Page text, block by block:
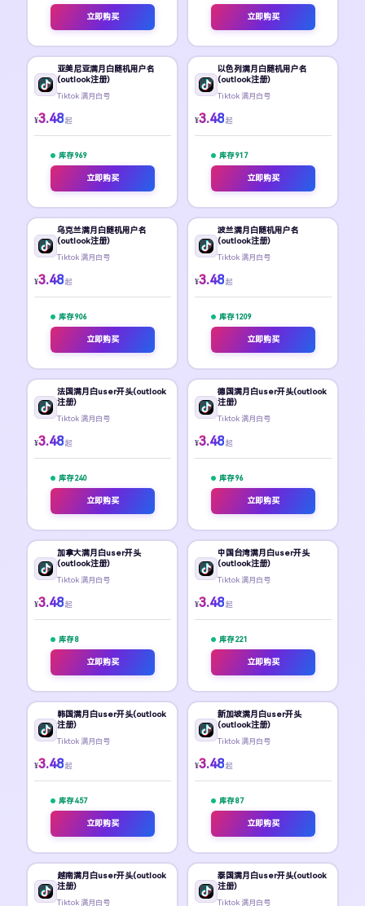
立即购买 立即购买
亚美尼亚满月白随机用户名
(outlook注册)
Tiktok 满月白号
¥3.48 起
库存 969
立即购买
以色列满月白随机用户名
(outlook注册)
Tiktok 满月白号
¥3.48 起
库存 917
立即购买
乌克兰满月白随机用户名
(outlook注册)
Tiktok 满月白号
¥3.48 起
库存 906
立即购买
波兰满月白随机用户名
(outlook注册)
Tiktok 满月白号
¥3.48 起
库存 1209
立即购买
法国满月白user开头(outlook
注册)
Tiktok 满月白号
¥3.48 起
库存 240
立即购买
德国满月白user开头(outlook
注册)
Tiktok 满月白号
¥3.48 起
库存 96
立即购买
加拿大满月白user开头
(outlook注册)
Tiktok 满月白号
¥3.48 起
库存 8
立即购买
中国台湾满月白user开头
(outlook注册)
Tiktok 满月白号
¥3.48 起
库存 221
立即购买
韩国满月白user开头(outlook
注册)
Tiktok 满月白号
¥3.48 起
库存 457
立即购买
新加坡满月白user开头
(outlook注册)
Tiktok 满月白号
¥3.48 起
库存 87
立即购买
越南满月白user开头(outlook
注册)
Tiktok 满月白号
泰国满月白user开头(outlook
注册)
Tiktok 满月白号